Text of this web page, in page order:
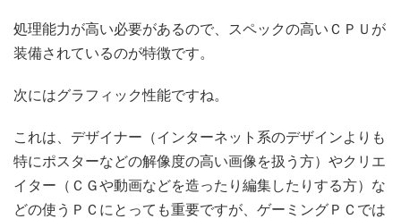
処理能力が高い必要があるので、スペックの高いＣＰＵが
装備されているのが特徴です。
次にはグラフィック性能ですね。
これは、デザイナー（インターネット系のデザインよりも
特にポスターなどの解像度の高い画像を扱う方）やクリエ
イター（ＣＧや動画などを造ったり編集したりする方）な
どの使うＰＣにとっても重要ですが、ゲーミングＰＣでは